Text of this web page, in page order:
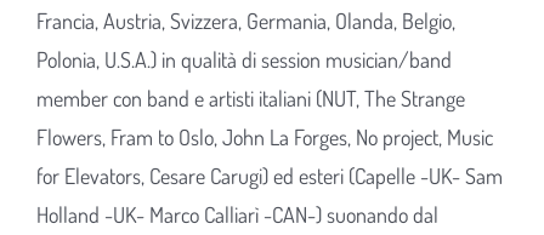
Francia, Austria, Svizzera, Germania, Olanda, Belgio,
Polonia, U.S.A.) in qualità di session musician/band
member con band e artisti italiani (NUT, The Strange
Flowers, Fram to Oslo, John La Forges, No project, Music
for Elevators, Cesare Carugi) ed esteri (Capelle -UK- Sam
Holland -UK- Marco Calliarì -CAN-) suonando dal